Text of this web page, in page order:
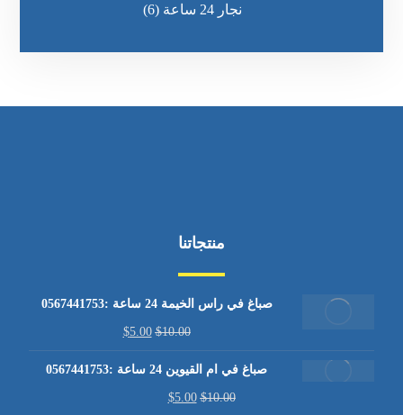
نجار 24 ساعة
(6)
منتجاتنا
صباغ في راس الخيمة 24 ساعة :0567441753
$10.00
$5.00
صباغ في ام القيوين 24 ساعة :0567441753
$10.00
$5.00